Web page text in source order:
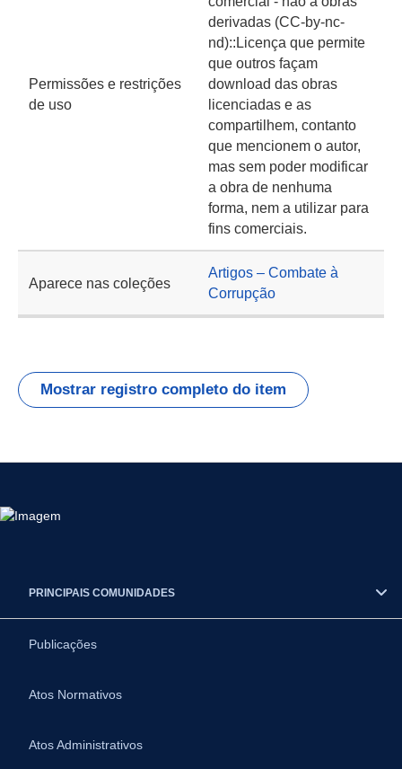
Permissões e restrições
de uso
derivadas (CC-by-nc-
nd)::Licença que permite
que outros façam
download das obras
licenciadas e as
compartilhem, contanto
que mencionem o autor,
mas sem poder modificar
a obra de nenhuma
forma, nem a utilizar para
fins comerciais.
Aparece nas coleções
Artigos – Combate à
Corrupção
Mostrar registro completo do item
PRINCIPAIS COMUNIDADES
Publicações
Atos Normativos
Atos Administrativos